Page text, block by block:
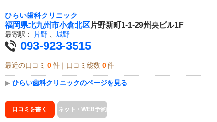
ひらい歯科クリニック
福岡県北九州市小倉北区片野新町1-1-29州央ビル1F
最寄駅： 片野 城野
093-923-3515
最近の口コミ 0 件｜口コミ総数 0 件
▶ ひらい歯科クリニックのページを見る
口コミを書く ネット・WEB予約